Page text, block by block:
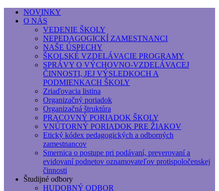
Základná umelecká škola, Hálkova
Základná umelecká škola, Hálkova 56, Bratislava -
NOVINKY
O NÁS
VEDENIE ŠKOLY
NEPEDAGOGICKÍ ZAMESTNANCI
NAŠE ÚSPECHY
ŠKOLSKÉ VZDELÁVACIE PROGRAMY
SPRÁVY O VÝCHOVNO-VZDELÁVACEJ
ČINNOSTI, JEJ VÝSLEDKOCH A
PODMIENKACH ŠKOLY
Zriaďovacia listina
Organizačný poriadok
Organizačná štruktúra
PRACOVNÝ PORIADOK ŠKOLY
VNÚTORNÝ PORIADOK PRE ŽIAKOV
Etický kódex pedagogických a odborných
zamestnancov
Smernica o postupe pri podávaní, preverovaní a
evidovaní podnetov oznamovateľov protispoločenskej
činnosti
Študijné odbory
HUDOBNÝ ODBOR